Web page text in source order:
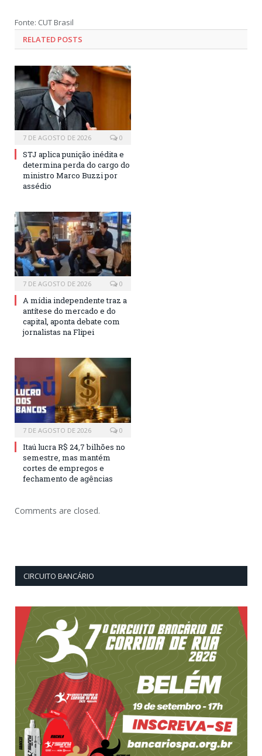
Fonte: CUT Brasil
RELATED POSTS
7 DE AGOSTO DE 2026 0
STJ aplica punição inédita e
determina perda do cargo do
ministro Marco Buzzi por
assédio
7 DE AGOSTO DE 2026 0
A mídia independente traz a
antítese do mercado e do
capital, aponta debate com
jornalistas na Flipei
7 DE AGOSTO DE 2026 0
Itaú lucra R$ 24,7 bilhões no
semestre, mas mantém
cortes de empregos e
fechamento de agências
Comments are closed.
CIRCUITO BANCÁRIO